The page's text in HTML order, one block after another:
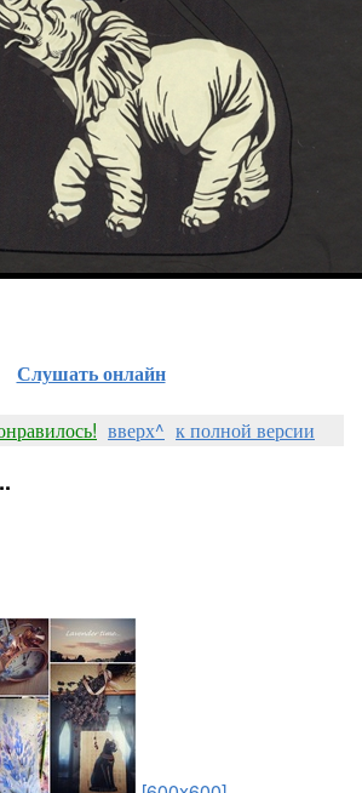
Слушать онлайн
вверх^ к полной версии